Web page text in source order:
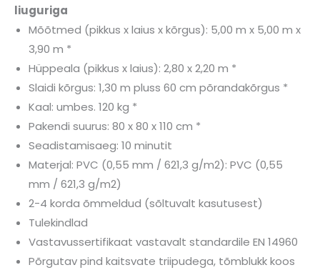
liuguriga
Mõõtmed (pikkus x laius x kõrgus): 5,00 m x 5,00 m x
3,90 m *
Hüppeala (pikkus x laius): 2,80 x 2,20 m *
Slaidi kõrgus: 1,30 m pluss 60 cm põrandakõrgus *
Kaal: umbes. 120 kg *
Pakendi suurus: 80 x 80 x 110 cm *
Seadistamisaeg: 10 minutit
Materjal: PVC (0,55 mm / 621,3 g/m2): PVC (0,55
mm / 621,3 g/m2)
2-4 korda õmmeldud (sõltuvalt kasutusest)
Tulekindlad
Vastavussertifikaat vastavalt standardile EN 14960
Põrgutav pind kaitsvate triipudega, tõmblukk koos